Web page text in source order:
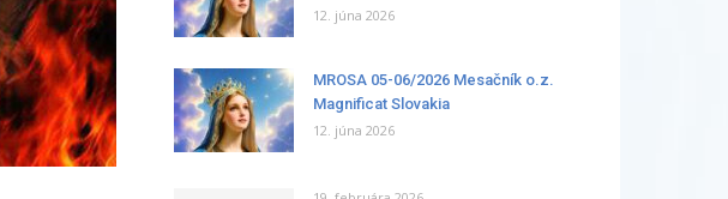
12. júna 2026
MROSA 05-06/2026 Mesačník o.z.
Magnificat Slovakia
12. júna 2026